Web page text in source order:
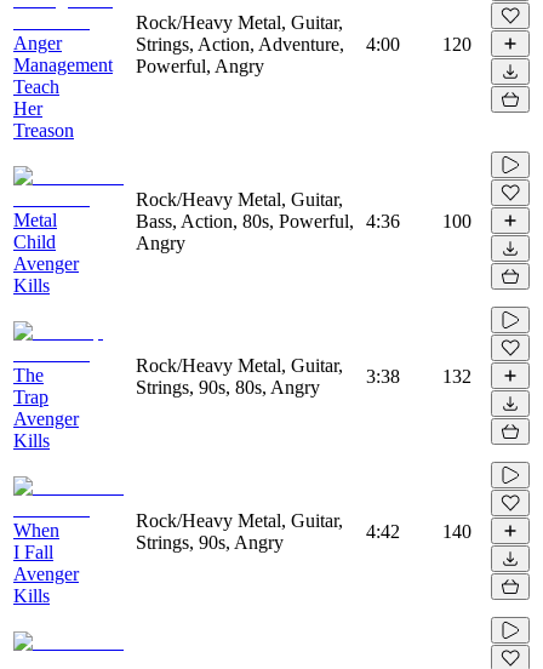
Anger
Management
Teach
Her
Treason
Rock/Heavy Metal, Guitar,
Strings, Action, Adventure,
Powerful, Angry
4:00 120
Metal
Child
Avenger
Kills
Rock/Heavy Metal, Guitar,
Bass, Action, 80s, Powerful,
Angry
4:36 100
The
Trap
Avenger
Kills
Rock/Heavy Metal, Guitar,
Strings, 90s, 80s, Angry
3:38 132
When
I Fall
Avenger
Kills
Rock/Heavy Metal, Guitar,
Strings, 90s, Angry
4:42 140